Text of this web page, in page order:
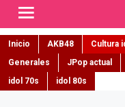
Inicio AKB48 Cultura
Generales
JPop actual
idol 70s
idol 80s